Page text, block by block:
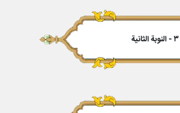
۳ - النوبة الثانیة